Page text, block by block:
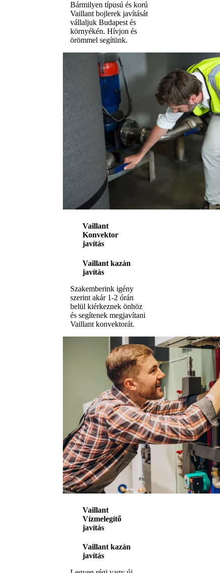
Bármilyen típusú és korú
Vaillant bojlerek javítását
vállaljuk Budapest és
környékén. Hívjon és
örömmel segítünk.
Vaillant
Konvektor
javítás
Vaillant kazán
javítás
Szakemberink igény
szerint akár 1-2 órán
belül kiérkeznek önhöz
és segítenek megjavítani
Vaillant konvektorát.
Vaillant
Vízmelegítő
javítás
Vaillant kazán
javítás